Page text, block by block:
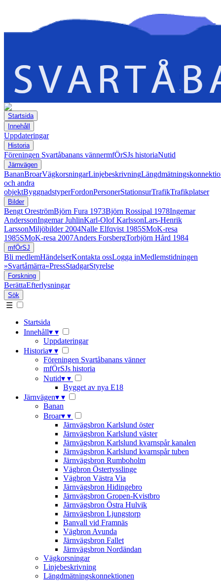
Startsida
Innehåll
Uppdateringar
Historia
Föreningen Svartåbanans vännermfÖrSJs historiaNutid
Järnvägen
BananBroarVägkorsningarLinjebeskrivning
och andra
objektByggnadstyperFordonPersonerStationsurTrafikTrafikplatser
Bilder
Bengt OreströmBjörn Fura 1973Björn Rossipal 1978Ingemar
AnderssonIngemar JuhlinKarl-Olof KarlssonLars-Henrik
LarssonMiljöbilder 2004Nalle Elfqvist 1985SMoK-resa
1985SMoK-resa 2007Anders ForsbergTorbjörn Hård 1984
mfÖrSJ
Bli medlemHändelserKontakta ossLogga inMedlemstidningen
»Svartåmärra«PressStadgarStyrelse
Forskning
BerättaEfterlysningar
Sök
☰
Startsida
Innehåll▾ ▾
Uppdateringar
Historia▾ ▾
Föreningen Svartåbanans vänner
mfÖrSJs historia
Nutid▾ ▾
Bygget av nya E18
Järnvägen▾ ▾
Banan
Broar▾ ▾
Järnvägsbron Karlslund öster
Järnvägsbron Karlslund väster
Järnvägsbron Karlslund kvarnspår kanalen
Järnvägsbron Karlslund kvarnspår tuben
Järnvägsbron Rumboholm
Vägbron Östertysslinge
Vägbron Västra Via
Järnvägsbron Hidingebro
Järnvägsbron Gropen-Kvistbro
Järnvägsbron Östra Hulvik
Järnvägsbron Ljungstorp
Banvall vid Framnäs
Vägbron Avunda
Järnvägsbron Fallet
Järnvägsbron Nordändan
Vägkorsningar
Linjebeskrivning
Längdmätningskonnektionen